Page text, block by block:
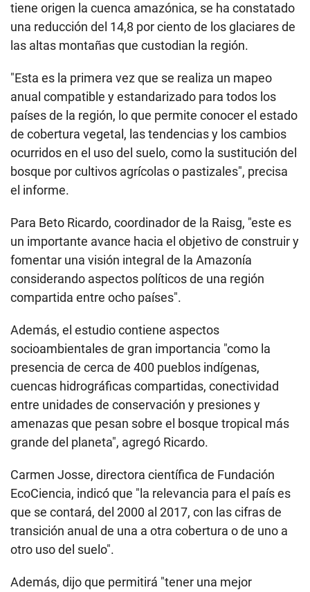
tiene origen la cuenca amazónica, se ha constatado
una reducción del 14,8 por ciento de los glaciares de
las altas montañas que custodian la región.
"Esta es la primera vez que se realiza un mapeo
anual compatible y estandarizado para todos los
países de la región, lo que permite conocer el estado
de cobertura vegetal, las tendencias y los cambios
ocurridos en el uso del suelo, como la sustitución del
bosque por cultivos agrícolas o pastizales", precisa
el informe.
Para Beto Ricardo, coordinador de la Raisg, "este es
un importante avance hacia el objetivo de construir y
fomentar una visión integral de la Amazonía
considerando aspectos políticos de una región
compartida entre ocho países".
Además, el estudio contiene aspectos
socioambientales de gran importancia "como la
presencia de cerca de 400 pueblos indígenas,
cuencas hidrográficas compartidas, conectividad
entre unidades de conservación y presiones y
amenazas que pesan sobre el bosque tropical más
grande del planeta", agregó Ricardo.
Carmen Josse, directora científica de Fundación
EcoCiencia, indicó que "la relevancia para el país es
que se contará, del 2000 al 2017, con las cifras de
transición anual de una a otra cobertura o de uno a
otro uso del suelo".
Además, dijo que permitirá "tener una mejor